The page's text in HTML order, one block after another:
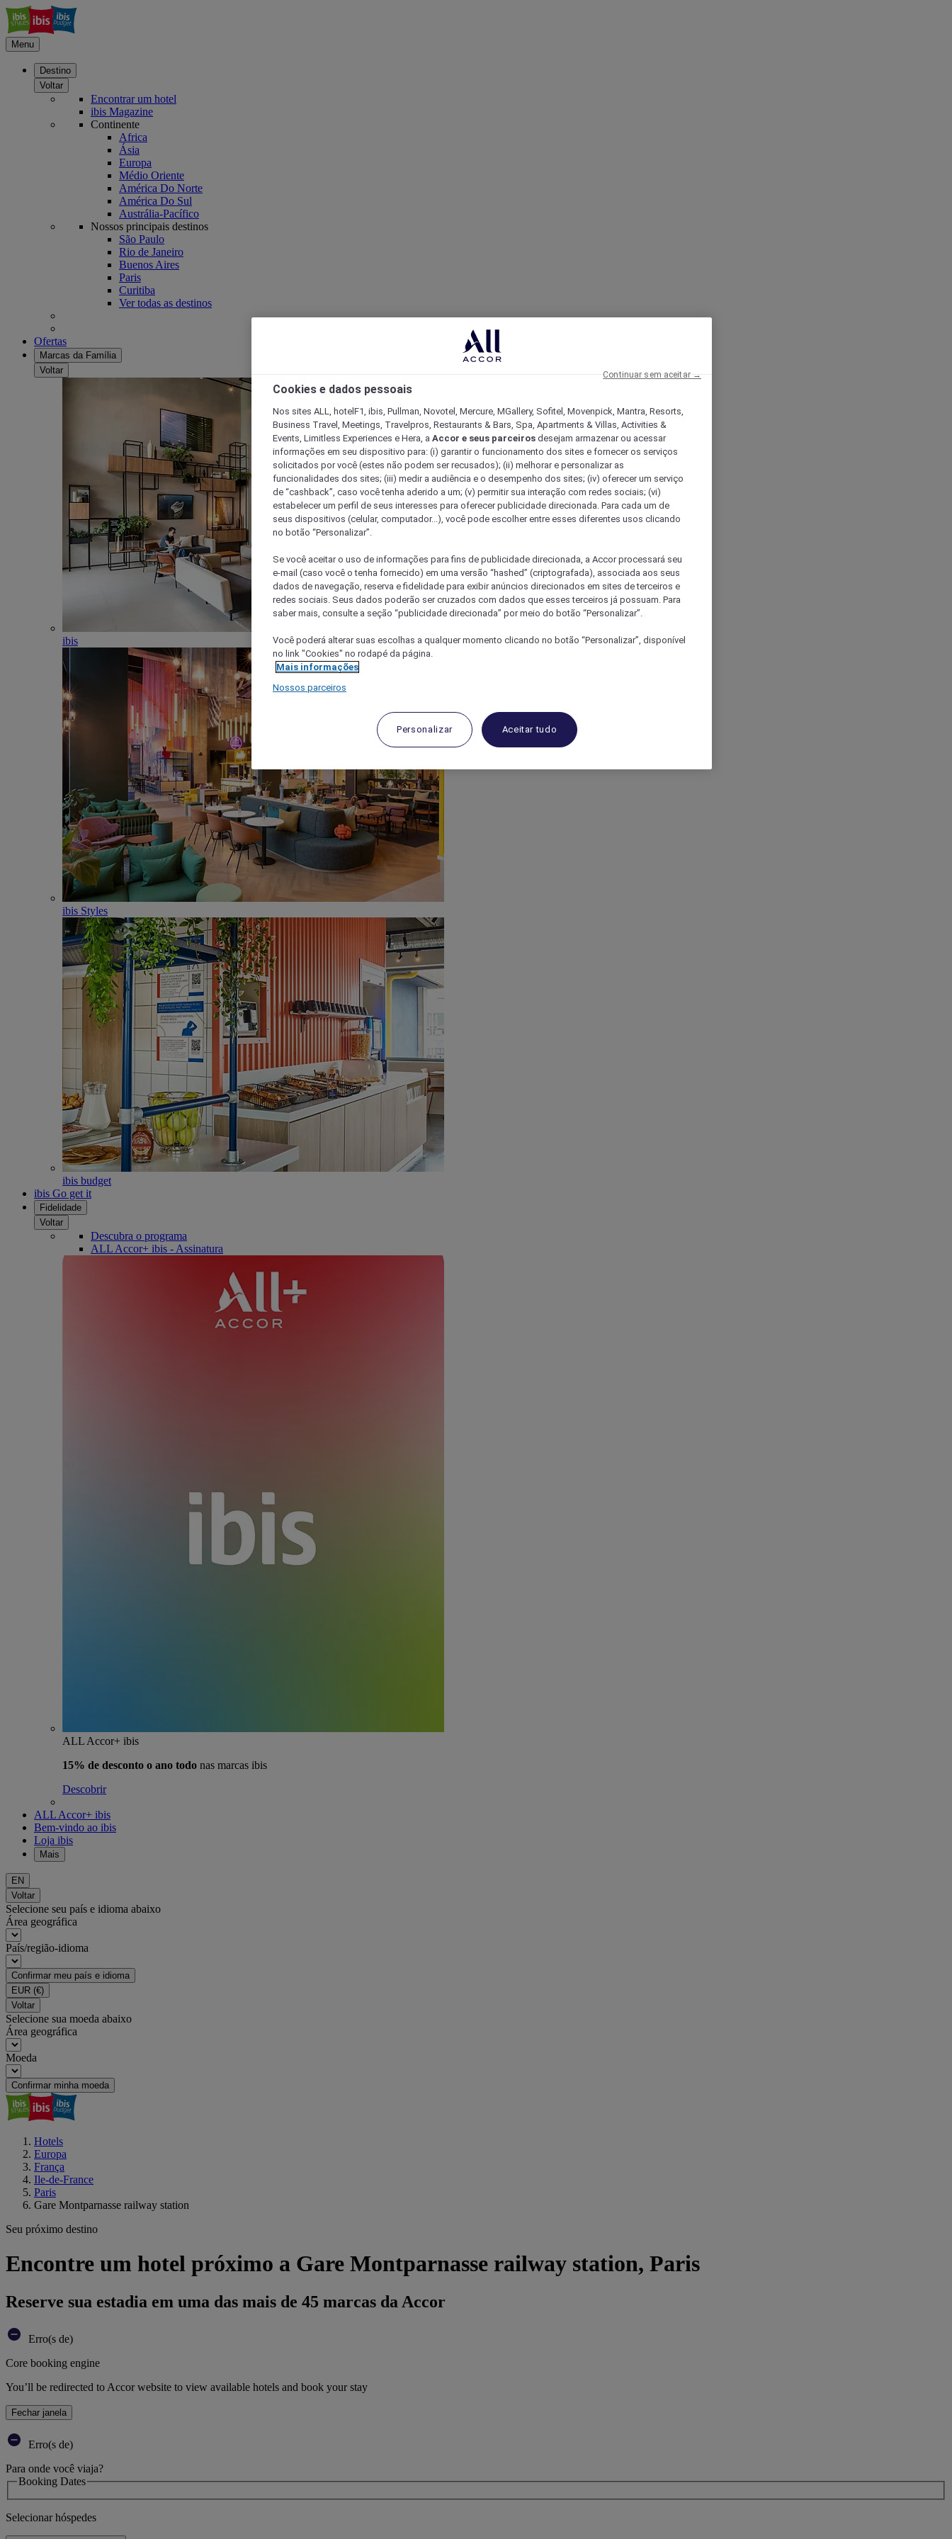
Menu
Destino
Voltar
Encontrar um hotel
ibis Magazine
Continente
Africa
Ásia
Europa
Médio Oriente
América Do Norte
América Do Sul
Austrália-Pacífico
Nossos principais destinos
São Paulo
Rio de Janeiro
Buenos Aires
Paris
Curitiba
Ver todas as destinos
Ofertas
Marcas da Família
Voltar
ibis
ibis Styles
ibis budget
ibis Go get it
Fidelidade
Voltar
Descubra o programa
ALL Accor+ ibis - Assinatura
ALL Accor+ ibis
15% de desconto o ano todo nas marcas ibis
Descobrir
ALL Accor+ ibis
Bem-vindo ao ibis
Loja ibis
Mais
EN
Voltar
Selecione seu país e idioma abaixo
Área geográfica
País/região-idioma
Confirmar meu país e idioma
EUR (€)
Voltar
Selecione sua moeda abaixo
Área geográfica
Moeda
Confirmar minha moeda
Hotels
Europa
França
Ile-de-France
Paris
Gare Montparnasse railway station
Seu próximo destino
Encontre um hotel próximo a Gare Montparnasse railway station, Paris
Reserve sua estadia em uma das mais de 45 marcas da Accor
Erro(s de)
Core booking engine
You’ll be redirected to Accor website to view available hotels and book your stay
Fechar janela
Erro(s de)
Para onde você viaja?
Booking Dates
Selecionar hóspedes
Cookies e dados pessoais
Nos sites ALL, hotelF1, ibis, Pullman, Novotel, Mercure, MGallery, Sofitel, Movenpick, Mantra, Resorts,
Business Travel, Meetings, Travelpros, Restaurants & Bars, Spa, Apartments & Villas, Activities &
Events, Limitless Experiences e Hera, a Accor e seus parceiros desejam armazenar ou acessar
informações em seu dispositivo para: (i) garantir o funcionamento dos sites e fornecer os serviços
solicitados por você (estes não podem ser recusados); (ii) melhorar e personalizar as
funcionalidades dos sites; (iii) medir a audiência e o desempenho dos sites; (iv) oferecer um serviço
de “cashback”, caso você tenha aderido a um; (v) permitir sua interação com redes sociais; (vi)
estabelecer um perfil de seus interesses para oferecer publicidade direcionada. Para cada um de
seus dispositivos (celular, computador...), você pode escolher entre esses diferentes usos clicando
no botão “Personalizar”.
Se você aceitar o uso de informações para fins de publicidade direcionada, a Accor processará seu
e-mail (caso você o tenha fornecido) em uma versão “hashed” (criptografada), associada aos seus
dados de navegação, reserva e fidelidade para exibir anúncios direcionados em sites de terceiros e
redes sociais. Seus dados poderão ser cruzados com dados que esses terceiros já possuam. Para
saber mais, consulte a seção “publicidade direcionada” por meio do botão “Personalizar”.
Você poderá alterar suas escolhas a qualquer momento clicando no botão “Personalizar”, disponível
no link "Cookies" no rodapé da página.
Mais informações
Nossos parceiros
Personalizar Aceitar tudo
Continuar sem aceitar →